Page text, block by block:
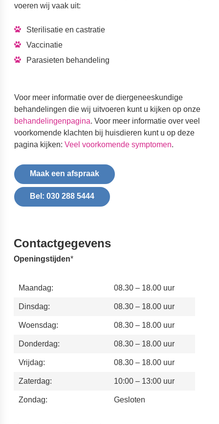
voeren wij vaak uit:
Sterilisatie en castratie
Vaccinatie
Parasieten behandeling
Voor meer informatie over de diergeneeskundige
behandelingen die wij uitvoeren kunt u kijken op onze
behandelingenpagina. Voor meer informatie over veel
voorkomende klachten bij huisdieren kunt u op deze
pagina kijken: Veel voorkomende symptomen.
Maak een afspraak
Bel: 030 288 5444
Contactgegevens
Openingstijden*
Maandag: 08.30 – 18.00 uur
Dinsdag: 08.30 – 18.00 uur
Woensdag: 08.30 – 18.00 uur
Donderdag: 08.30 – 18.00 uur
Vrijdag: 08.30 – 18.00 uur
Zaterdag: 10:00 – 13:00 uur
Zondag: Gesloten